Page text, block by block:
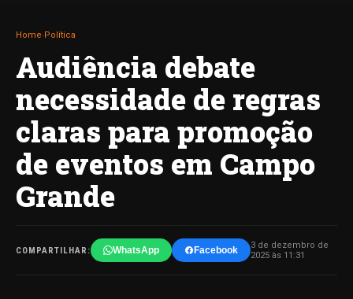
Home Política
Audiência debate
necessidade de regras
claras para promoção
de eventos em Campo
Grande
COMPARTILHAR: WhatsApp Facebook
3 de dezembro de
2025 às 11:31